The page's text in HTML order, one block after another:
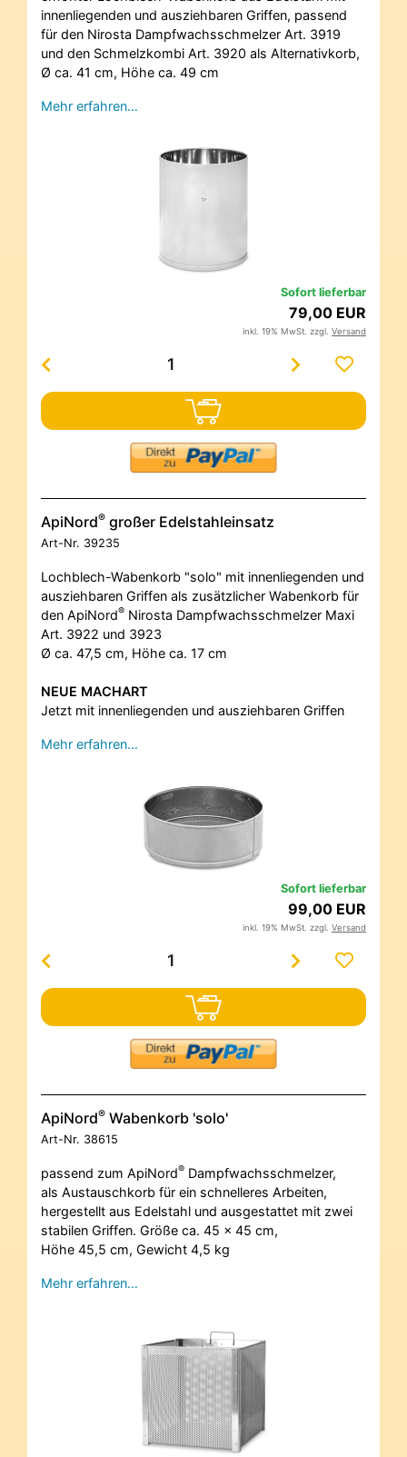
innenliegenden und ausziehbaren Griffen, passend
für den Nirosta Dampfwachsschmelzer Art. 3919
und den Schmelzkombi Art. 3920 als Alternativkorb,
Ø ca. 41 cm, Höhe ca. 49 cm
Mehr erfahren…
Sofort lieferbar
79,00 EUR
inkl. 19% MwSt. zzgl. Versand
ApiNord® großer Edelstahleinsatz
Art-Nr. 39235
Lochblech-Wabenkorb "solo" mit innenliegenden und
ausziehbaren Griffen als zusätzlicher Wabenkorb für
den ApiNord® Nirosta Dampfwachsschmelzer Maxi
Art. 3922 und 3923
Ø ca. 47,5 cm, Höhe ca. 17 cm
NEUE MACHART
Jetzt mit innenliegenden und ausziehbaren Griffen
Mehr erfahren…
Sofort lieferbar
99,00 EUR
inkl. 19% MwSt. zzgl. Versand
ApiNord® Wabenkorb 'solo'
Art-Nr. 38615
passend zum ApiNord® Dampfwachsschmelzer,
als Austauschkorb für ein schnelleres Arbeiten,
hergestellt aus Edelstahl und ausgestattet mit zwei
stabilen Griffen. Größe ca. 45 x 45 cm,
Höhe 45,5 cm, Gewicht 4,5 kg
Mehr erfahren…